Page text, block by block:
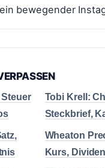
bewegender
Steuer
Tobi Krell:
Steckbrief,
Wheaton
Kurs,